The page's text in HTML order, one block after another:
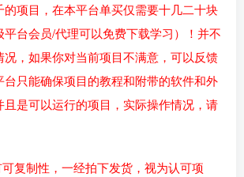
项目，在本平台单买仅需要十几二十块
台会员/代理可以免费下载学习）！并不
，如果你对当前项目不满意，可以反馈
只能确保项目的教程和附带的软件和外
是可以运行的项目，实际操作情况，请
复制性，一经拍下发货，视为认可项